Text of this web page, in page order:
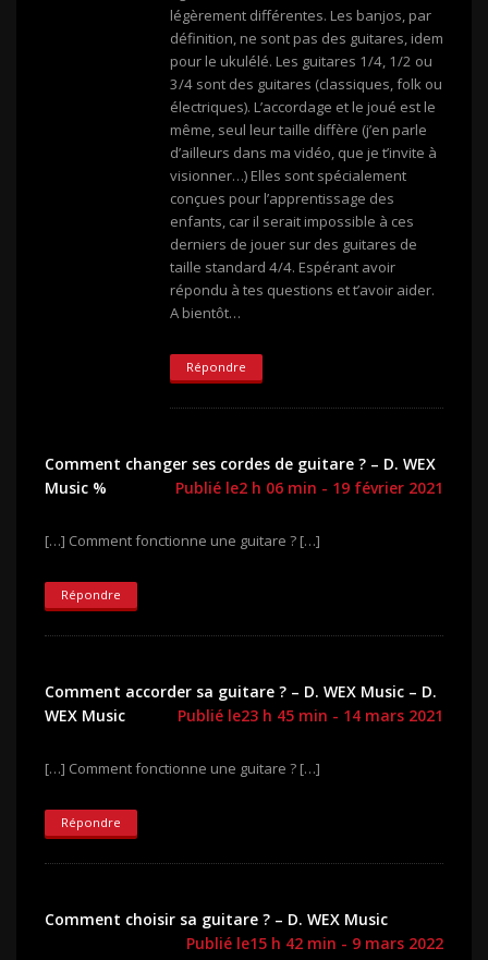
légèrement différentes. Les banjos, par
définition, ne sont pas des guitares, idem
pour le ukulélé. Les guitares 1/4, 1/2 ou
3/4 sont des guitares (classiques, folk ou
électriques). L’accordage et le joué est le
même, seul leur taille diffère (j’en parle
d’ailleurs dans ma vidéo, que je t’invite à
visionner…) Elles sont spécialement
conçues pour l’apprentissage des
enfants, car il serait impossible à ces
derniers de jouer sur des guitares de
taille standard 4/4. Espérant avoir
répondu à tes questions et t’avoir aider.
A bientôt…
Répondre
Comment changer ses cordes de guitare ? – D. WEX
Music %
Publié le2 h 06 min - 19 février 2021
[…] Comment fonctionne une guitare ? […]
Répondre
Comment accorder sa guitare ? – D. WEX Music – D.
WEX Music
Publié le23 h 45 min - 14 mars 2021
[…] Comment fonctionne une guitare ? […]
Répondre
Comment choisir sa guitare ? – D. WEX Music
Publié le15 h 42 min - 9 mars 2022